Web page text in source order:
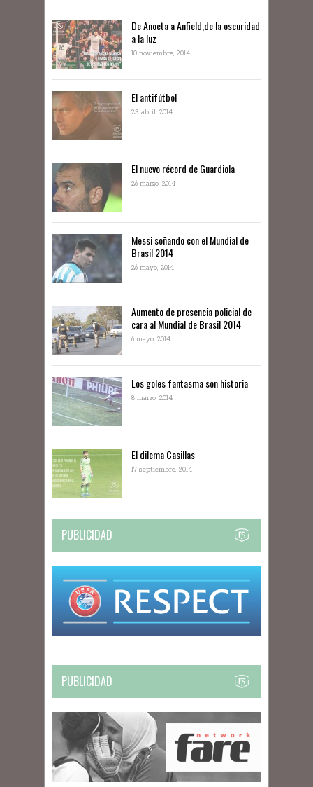
De Anoeta a Anfield,de la oscuridad
a la luz
10 noviembre, 2014
El antifútbol
23 abril, 2014
El nuevo récord de Guardiola
26 marzo, 2014
Messi soñando con el Mundial de
Brasil 2014
26 mayo, 2014
Aumento de presencia policial de
cara al Mundial de Brasil 2014
6 mayo, 2014
Los goles fantasma son historia
8 marzo, 2014
El dilema Casillas
17 septiembre, 2014
PUBLICIDAD
PUBLICIDAD